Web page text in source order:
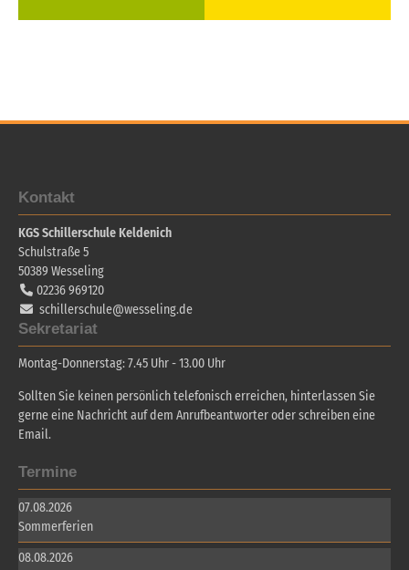
Kontakt
KGS Schillerschule Keldenich
Schulstraße 5
50389 Wesseling
02236 969120
schillerschule@wesseling.de
Sekretariat
Montag-Donnerstag: 7.45 Uhr - 13.00 Uhr
Sollten Sie keinen persönlich telefonisch erreichen, hinterlassen Sie
gerne eine Nachricht auf dem Anrufbeantworter oder schreiben eine
Email.
Termine
07.08.2026
Sommerferien
08.08.2026